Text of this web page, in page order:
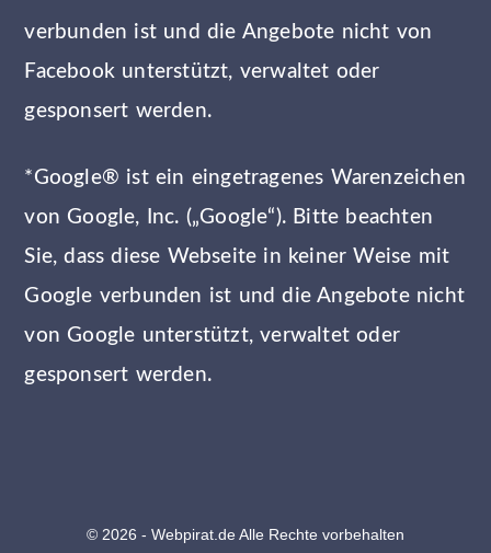
verbunden ist und die Angebote nicht von
Facebook unterstützt, verwaltet oder
gesponsert werden.
*Google® ist ein eingetragenes Warenzeichen
von Google, Inc. („Google“). Bitte beachten
Sie, dass diese Webseite in keiner Weise mit
Google verbunden ist und die Angebote nicht
von Google unterstützt, verwaltet oder
gesponsert werden.
© 2026 - Webpirat.de Alle Rechte vorbehalten